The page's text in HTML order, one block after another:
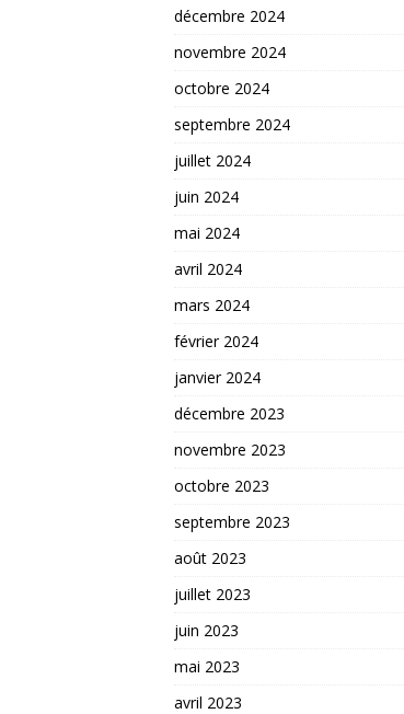
décembre 2024
novembre 2024
octobre 2024
septembre 2024
juillet 2024
juin 2024
mai 2024
avril 2024
mars 2024
février 2024
janvier 2024
décembre 2023
novembre 2023
octobre 2023
septembre 2023
août 2023
juillet 2023
juin 2023
mai 2023
avril 2023